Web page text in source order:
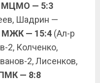
МЦМО — 5:3
Шадрин —
МЖК — 15:4 (Ал-р
2, Колченко,
2, Лисенков,
— 8:8